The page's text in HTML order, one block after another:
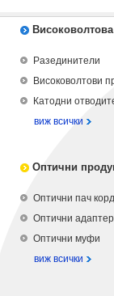
Разединители
Високоволтови
Катодни
виж всички
Оптични
Оптични пач
Оптични
Оптични муфи
виж всички